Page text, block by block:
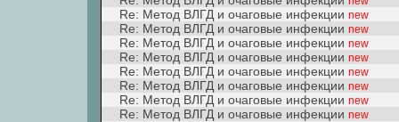
Re: Метод ВЛГД и очаговые инфекции new
Re: Метод ВЛГД и очаговые инфекции new
Re: Метод ВЛГД и очаговые инфекции new
Re: Метод ВЛГД и очаговые инфекции new
Re: Метод ВЛГД и очаговые инфекции new
Re: Метод ВЛГД и очаговые инфекции new
Re: Метод ВЛГД и очаговые инфекции new
Re: Метод ВЛГД и очаговые инфекции new